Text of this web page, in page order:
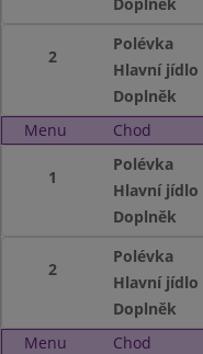
2
Polévka
Hlavní jídlo
Doplněk
Menu
Chod
1
Polévka
Hlavní jídlo
Doplněk
2
Polévka
Hlavní jídlo
Doplněk
Menu
Chod